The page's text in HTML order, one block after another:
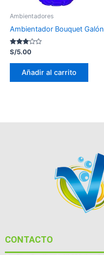
Ambientadores
Ambientador Bouquet Galón
Valorado
con
2.95
S/5.00
Añadir al carrito
CONTACTO